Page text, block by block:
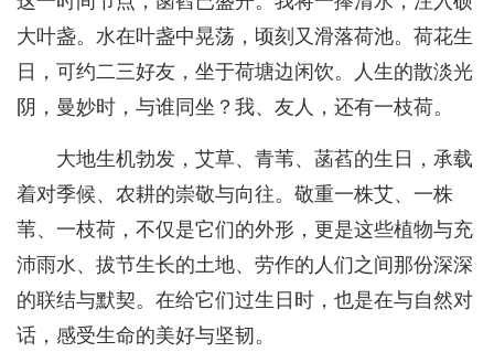
大叶盏。水在叶盏中晃荡，顷刻又滑落荷池。荷花生
日，可约二三好友，坐于荷塘边闲饮。人生的散淡光
阴，曼妙时，与谁同坐？我、友人，还有一枝荷。
大地生机勃发，艾草、青苇、菡萏的生日，承载
着对季候、农耕的崇敬与向往。敬重一株艾、一株
苇、一枝荷，不仅是它们的外形，更是这些植物与充
沛雨水、拔节生长的土地、劳作的人们之间那份深深
的联结与默契。在给它们过生日时，也是在与自然对
话，感受生命的美好与坚韧。